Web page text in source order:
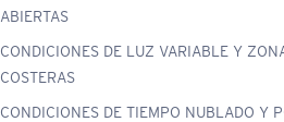
ABIERTAS
CONDICIONES DE LUZ VARIABLE Y
COSTERAS
CONDICIONES DE TIEMPO NUBLADO Y